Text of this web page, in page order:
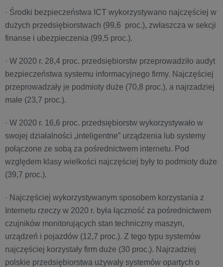
· Środki bezpieczeństwa ICT wykorzystywano najczęściej w
dużych przedsiębiorstwach (99,6 proc.), zwłaszcza w sekcji
finanse i ubezpieczenia (99,5 proc.).
· W 2020 r. 28,4 proc. przedsiębiorstw przeprowadziło audyt
bezpieczeństwa systemu informacyjnego firmy. Najczęściej
przeprowadzały je podmioty duże (70,8 proc.), a najrzadziej
małe (23,7 proc.).
· W 2020 r. 16,6 proc. przedsiębiorstw wykorzystywało w
swojej działalności „inteligentne” urządzenia lub systemy
połączone ze sobą za pośrednictwem internetu. Pod
względem klasy wielkości najczęściej były to podmioty duże
(39,7 proc.).
· Najczęściej wykorzystywanym sposobem korzystania z
Internetu rzeczy w 2020 r. była łączność za pośrednictwem
czujników monitorujących stan techniczny maszyn,
urządzeń i pojazdów (12,7 proc.). Z tego typu systemów
najczęściej korzystały firm duże (30 proc.). Najrzadziej
polskie przedsiębiorstwa używały systemów opartych o